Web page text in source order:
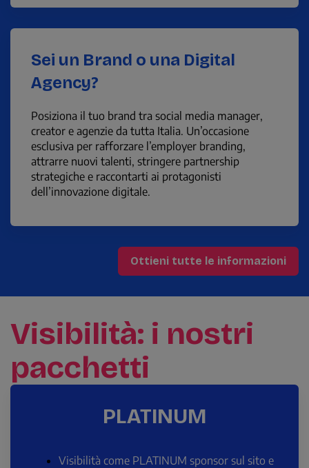
Sei un Brand o una Digital
Agency?
Posiziona il tuo brand tra social media manager,
creator e agenzie da tutta Italia. Un’occasione
esclusiva per rafforzare l’employer branding,
attrarre nuovi talenti, stringere partnership
strategiche e raccontarti ai protagonisti
dell’innovazione digitale.
Ottieni tutte le informazioni
Visibilità: i nostri
pacchetti
PLATINUM
Visibilità come PLATINUM sponsor sul sito e